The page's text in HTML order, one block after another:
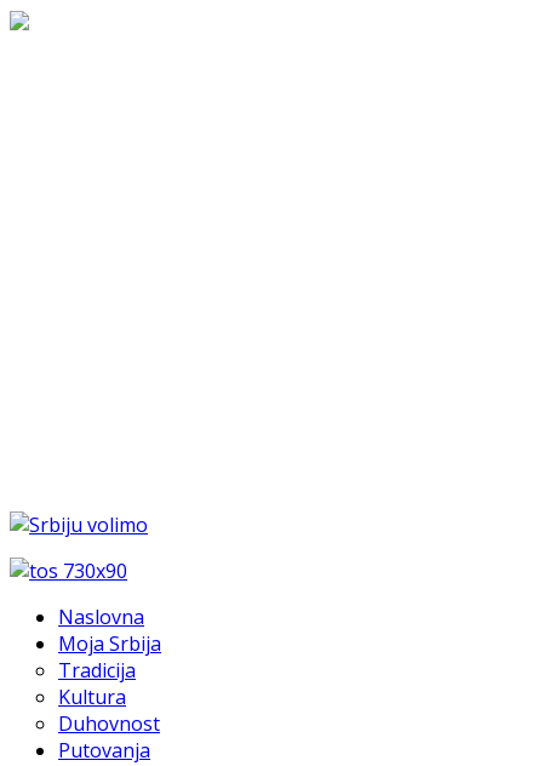
Naslovna
Moja Srbija
Tradicija
Kultura
Duhovnost
Putovanja